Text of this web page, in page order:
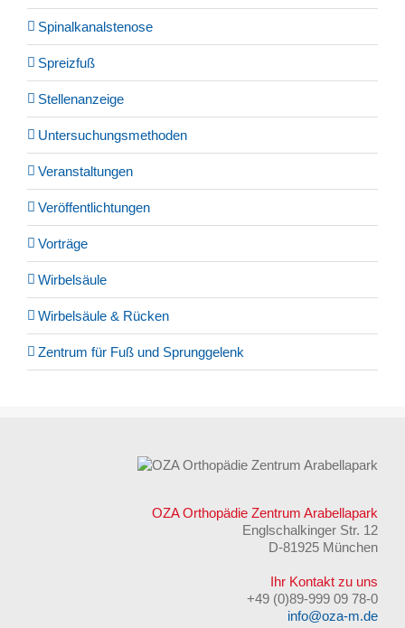
Spinalkanalstenose
Spreizfuß
Stellenanzeige
Untersuchungsmethoden
Veranstaltungen
Veröffentlichtungen
Vorträge
Wirbelsäule
Wirbelsäule & Rücken
Zentrum für Fuß und Sprunggelenk
OZA Orthopädie Zentrum Arabellapark
Englschalkinger Str. 12
D-81925 München
Ihr Kontakt zu uns
+49 (0)89-999 09 78-0
info@oza-m.de